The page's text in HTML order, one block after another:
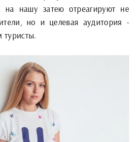
на нашу затею отреагируют не
но и целевая аудитория -